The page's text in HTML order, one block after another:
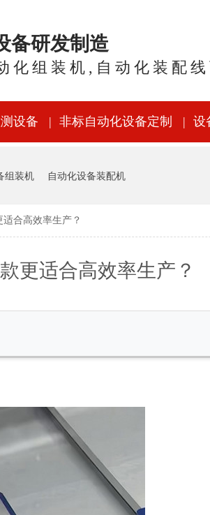
备研发制造
化组装机,自动化装配线
设备 非标自动化设备定制 设
组装机 自动化设备装配机
合高效率生产？
更适合高效率生产？